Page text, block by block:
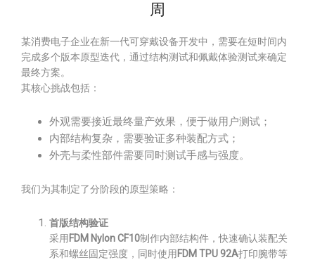
周
某消费电子企业在新一代可穿戴设备开发中，需要在短时间内
完成多个版本原型迭代，通过结构测试和佩戴体验测试来确定
最终方案。
其核心挑战包括：
外观需要接近最终量产效果，便于做用户测试；
内部结构复杂，需要验证多种装配方式；
外壳与柔性部件需要同时测试手感与强度。
我们为其制定了分阶段的原型策略：
首版结构验证
采用 FDM Nylon CF10制作内部结构件，快速确认装配关
系和螺丝固定强度，同时使用 FDM TPU 92A打印腕带等